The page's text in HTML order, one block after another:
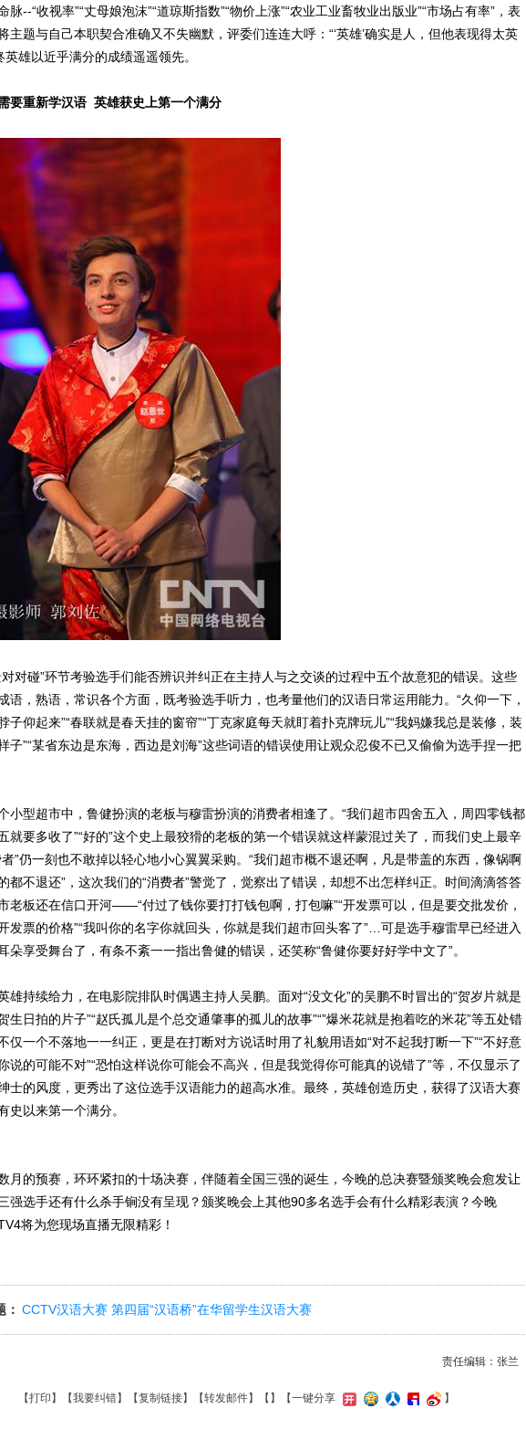
脉--“收视率”“丈母娘泡沫”“道琼斯指数”“物价上涨”“农业工业畜牧业出版业”“市场占有率”，表
主题与自己本职契合准确又不失幽默，评委们连连大呼：“‘英雄’确实是人，但他表现得太英
英雄以近乎满分的成绩遥遥领先。
重新学汉语 英雄获史上第一个满分
碰”环节考验选手们能否辨识并纠正在主持人与之交谈的过程中五个故意犯的错误。这些
语，熟语，常识各个方面，既考验选手听力，也考量他们的汉语日常运用能力。“久仰一下，
子仰起来”“春联就是春天挂的窗帘”“丁克家庭每天就盯着扑克牌玩儿”“我妈嫌我总是装修，装
子”“某省东边是东海，西边是刘海”这些词语的错误使用让观众忍俊不已又偷偷为选手捏一把
型超市中，鲁健扮演的老板与穆雷扮演的消费者相逢了。“我们超市四舍五入，周四零钱都
就要多收了”“好的”这个史上最狡猾的老板的第一个错误就这样蒙混过关了，而我们史上最辛
者”仍一刻也不敢掉以轻心地小心翼翼采购。“我们超市概不退还啊，凡是带盖的东西，像锅啊
都不退还”，这次我们的“消费者”警觉了，觉察出了错误，却想不出怎样纠正。时间滴滴答答
老板还在信口开河——“付过了钱你要打打钱包啊，打包嘛”“开发票可以，但是要交批发价，
发票的价格”“我叫你的名字你就回头，你就是我们超市回头客了”…可是选手穆雷早已经进入
朵享受舞台了，有条不紊一一指出鲁健的错误，还笑称“鲁健你要好好学中文了”。
持续给力，在电影院排队时偶遇主持人吴鹏。面对“没文化”的吴鹏不时冒出的“贺岁片就是
生日拍的片子”“赵氏孤儿是个总交通肇事的孤儿的故事”“”爆米花就是抱着吃的米花”等五处错
仅一个不落地一一纠正，更是在打断对方说话时用了礼貌用语如“对不起我打断一下”“不好意
说的可能不对”“恐怕这样说你可能会不高兴，但是我觉得你可能真的说错了”等，不仅显示了
士的风度，更秀出了这位选手汉语能力的超高水准。最终，英雄创造历史，获得了汉语大赛
史以来第一个满分。
的预赛，环环紧扣的十场决赛，伴随着全国三强的诞生，今晚的总决赛暨颁奖晚会愈发让
强选手还有什么杀手锏没有呈现？颁奖晚会上其他90多名选手会有什么精彩表演？今晚
将为您现场直播无限精彩！
： CCTV汉语大赛 第四届“汉语桥”在华留学生汉语大赛
责任编辑：张兰
【打印 】【我要纠错】【复制链接】【转发邮件】【 】 【一键分享 】